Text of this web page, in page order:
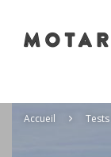
Accueil Tests